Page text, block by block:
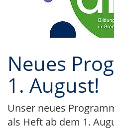
Neues
1. August!
Unser neues
als Heft ab dem 1.